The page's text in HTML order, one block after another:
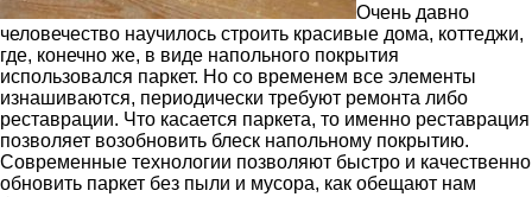
Очень давно
человечество научилось строить красивые дома, коттеджи,
где, конечно же, в виде напольного покрытия
использовался паркет. Но со временем все элементы
изнашиваются, периодически требуют ремонта либо
реставрации. Что касается паркета, то именно реставрация
позволяет возобновить блеск напольному покрытию.
Современные технологии позволяют быстро и качественно
обновить паркет без пыли и мусора, как обещают нам